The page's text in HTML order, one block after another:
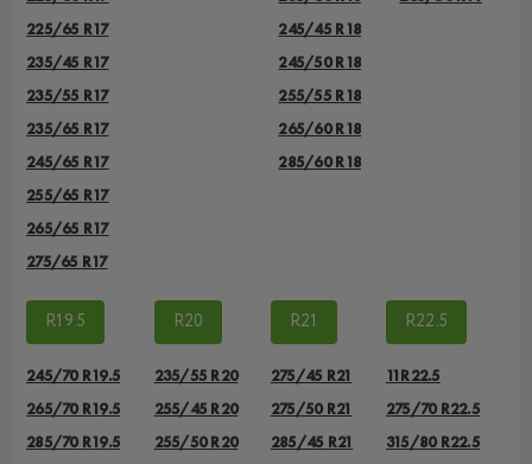
225/65 R17
235/45 R17
235/55 R17
235/65 R17
245/65 R17
255/65 R17
265/65 R17
275/65 R17
245/45 R18
245/50 R18
255/55 R18
265/60 R18
285/60 R18
R19.5
245/70 R19.5
265/70 R19.5
285/70 R19.5
R20
235/55 R20
255/45 R20
255/50 R20
R21
275/45 R21
275/50 R21
285/45 R21
R22.5
11R22.5
275/70 R22.5
315/80 R22.5